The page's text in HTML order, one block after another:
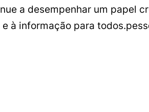
a desempenhar um papel
à informação para